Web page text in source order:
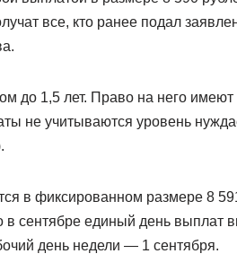
все, кто ранее подал
до 1,5 лет. Право на него
не учитываются уровень
в фиксированном размере 8
сентябре единый день выплат
день недели — 1 сентября.